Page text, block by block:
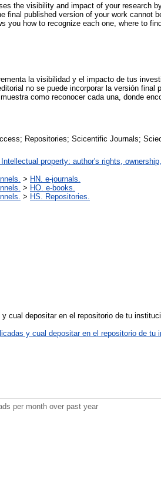
the visibility and impact of your research
final published version of your work cannot
you how to recognize each one, where to
la visibilidad y el impacto de tus
no se puede incorporar la versión final
como reconocer cada una, donde
Repositories; Scicentific Journals;
property: author's rights,
> HN. e-journals.
> HO. e-books.
> HS. Repositories.
cual depositar en el repositorio de tu
y cual depositar en el repositorio de tu
per month over past year